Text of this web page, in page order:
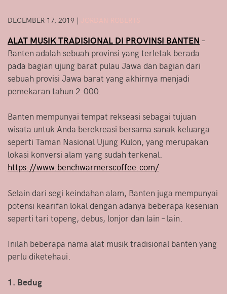
DECEMBER 17, 2019 | JORDAN ROBERTS
ALAT MUSIK TRADISIONAL DI PROVINSI BANTEN –
Banten adalah sebuah provinsi yang terletak berada
pada bagian ujung barat pulau Jawa dan bagian dari
sebuah provisi Jawa barat yang akhirnya menjadi
pemekaran tahun 2.000.
Banten mempunyai tempat rekseasi sebagai tujuan
wisata untuk Anda berekreasi bersama sanak keluarga
seperti Taman Nasional Ujung Kulon, yang merupakan
lokasi konversi alam yang sudah terkenal.
https://www.benchwarmerscoffee.com/
Selain dari segi keindahan alam, Banten juga mempunyai
potensi kearifan lokal dengan adanya beberapa kesenian
seperti tari topeng, debus, lonjor dan lain – lain.
Inilah beberapa nama alat musik tradisional banten yang
perlu diketehaui.
1. Bedug